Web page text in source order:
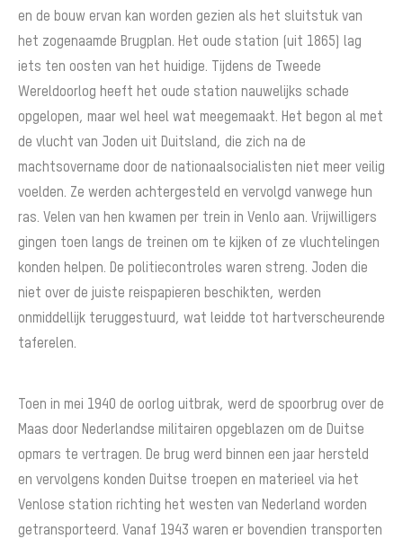
en de bouw ervan kan worden gezien als het sluitstuk van
het zogenaamde Brugplan. Het oude station (uit 1865) lag
iets ten oosten van het huidige. Tijdens de Tweede
Wereldoorlog heeft het oude station nauwelijks schade
opgelopen, maar wel heel wat meegemaakt. Het begon al met
de vlucht van Joden uit Duitsland, die zich na de
machtsovername door de nationaalsocialisten niet meer veilig
voelden. Ze werden achtergesteld en vervolgd vanwege hun
ras. Velen van hen kwamen per trein in Venlo aan. Vrijwilligers
gingen toen langs de treinen om te kijken of ze vluchtelingen
konden helpen. De politiecontroles waren streng. Joden die
niet over de juiste reispapieren beschikten, werden
onmiddellijk teruggestuurd, wat leidde tot hartverscheurende
taferelen.
Toen in mei 1940 de oorlog uitbrak, werd de spoorbrug over de
Maas door Nederlandse militairen opgeblazen om de Duitse
opmars te vertragen. De brug werd binnen een jaar hersteld
en vervolgens konden Duitse troepen en materieel via het
Venlose station richting het westen van Nederland worden
getransporteerd. Vanaf 1943 waren er bovendien transporten